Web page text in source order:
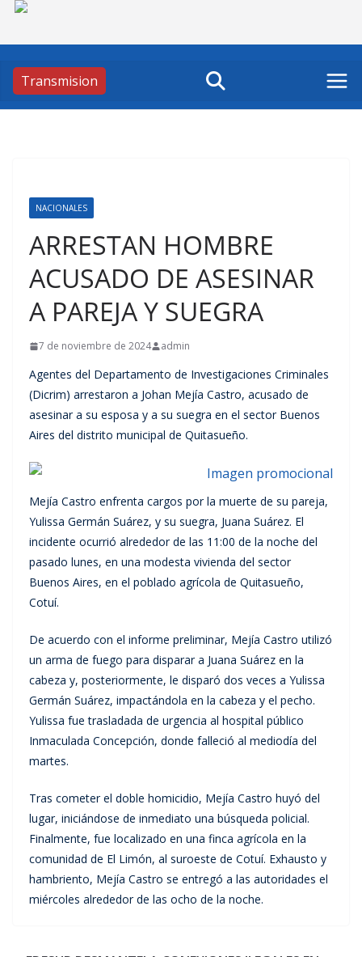
Skip
Transmision
NACIONALES
ARRESTAN HOMBRE
ACUSADO DE ASESINAR
A PAREJA Y SUEGRA
7 de noviembre de 2024 admin
Agentes del Departamento de Investigaciones Criminales
(Dicrim) arrestaron a Johan Mejía Castro, acusado de
asesinar a su esposa y a su suegra en el sector Buenos
Aires del distrito municipal de Quitasueño.
Mejía Castro enfrenta cargos por la muerte de su pareja,
Yulissa Germán Suárez, y su suegra, Juana Suárez. El
incidente ocurrió alrededor de las 11:00 de la noche del
pasado lunes, en una modesta vivienda del sector
Buenos Aires, en el poblado agrícola de Quitasueño,
Cotuí.
De acuerdo con el informe preliminar, Mejía Castro utilizó
un arma de fuego para disparar a Juana Suárez en la
cabeza y, posteriormente, le disparó dos veces a Yulissa
Germán Suárez, impactándola en la cabeza y el pecho.
Yulissa fue trasladada de urgencia al hospital público
Inmaculada Concepción, donde falleció al mediodía del
martes.
Tras cometer el doble homicidio, Mejía Castro huyó del
lugar, iniciándose de inmediato una búsqueda policial.
Finalmente, fue localizado en una finca agrícola en la
comunidad de El Limón, al suroeste de Cotuí. Exhausto y
hambriento, Mejía Castro se entregó a las autoridades el
miércoles alrededor de las ocho de la noche.